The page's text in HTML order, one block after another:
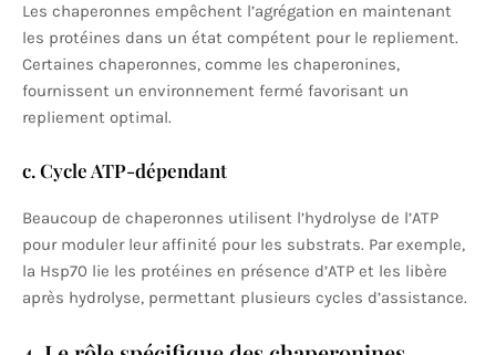
Les chaperonnes empêchent l’agrégation en maintenant
les protéines dans un état compétent pour le repliement.
Certaines chaperonnes, comme les chaperonines,
fournissent un environnement fermé favorisant un
repliement optimal.
c. Cycle ATP-dépendant
Beaucoup de chaperonnes utilisent l’hydrolyse de l’ATP
pour moduler leur affinité pour les substrats. Par exemple,
la Hsp70 lie les protéines en présence d’ATP et les libère
après hydrolyse, permettant plusieurs cycles d’assistance.